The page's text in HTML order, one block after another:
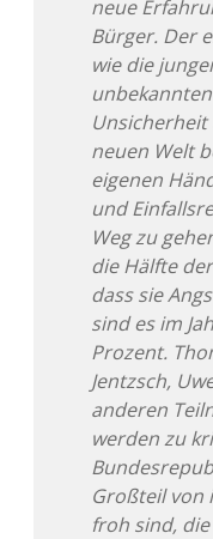
neue
Bürger. Der
wie die
Unsicherheit
neuen Welt
eigenen
und
Weg zu
die Hälfte
dass sie
sind es im
Prozent.
Jentzsch,
anderen
werden zu
Großteil von
froh sind,